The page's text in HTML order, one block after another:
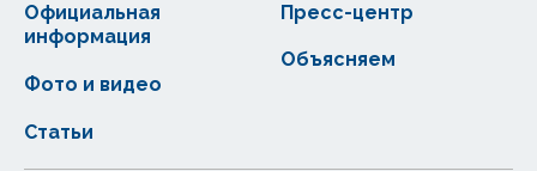
Статьи
Официальная
информация
Фото и видео
Пресс-центр
Объясняем